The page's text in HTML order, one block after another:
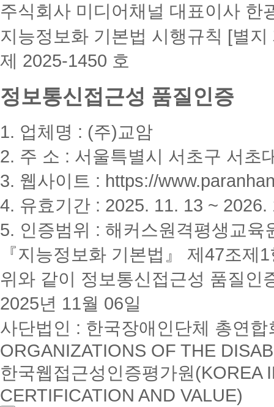
리
학,
CPA
과
정
신
개
설
어
교
원
2
급
정
인
가
3
년
만
에
만
천
학
점
돌
파
TESAT(테
셋)
특
별
시
주식회사 미디어채널 대표이사 한
지능정보화 기본법 시행규칙 [별지
제 2025-1450 호
정보통신접근성 품질인증
1. 업체명 : (주)교암
2. 주 소 : 서울특별시 서초구 서초
3. 웹사이트 : https://
4. 유효기간 : 2025. 11. 13 ~ 2026.
5. 인증범위 : 해커스원격평생교육
『지능정보화 기본법』 제47조
위와 같이 정보통신접근성 품질인
2025년 11월 06일
사단법인 : 한국장애인단체 총연
ORGANIZATIONS OF THE
한국웹접근성인증평가원(KOREA
CERTIFICATION AND VALUE)